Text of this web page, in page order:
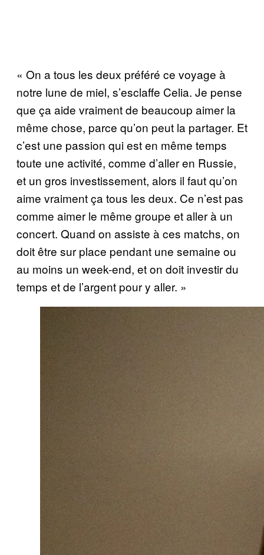
« On a tous les deux préféré ce voyage à
notre lune de miel, s’esclaffe Celia. Je pense
que ça aide vraiment de beaucoup aimer la
même chose, parce qu’on peut la partager. Et
c’est une passion qui est en même temps
toute une activité, comme d’aller en Russie,
et un gros investissement, alors il faut qu’on
aime vraiment ça tous les deux. Ce n’est pas
comme aimer le même groupe et aller à un
concert. Quand on assiste à ces matchs, on
doit être sur place pendant une semaine ou
au moins un week-end, et on doit investir du
temps et de l’argent pour y aller. »